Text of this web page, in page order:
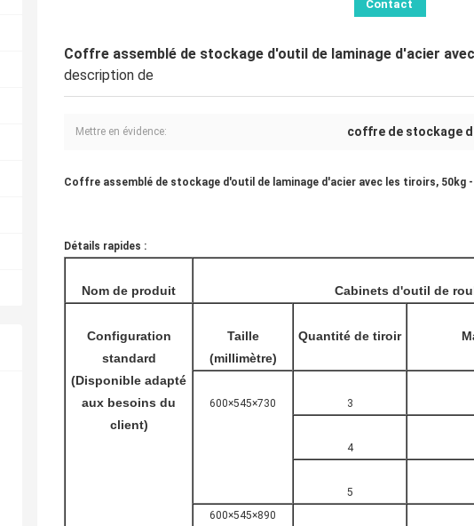
Contact
Coffre assemblé de stockage d'outil de laminage d'acier
description de
Mettre en évidence: coffre de stockage
Coffre assemblé de stockage d'outil de laminage d'acier avec les tiroirs, 50kg
Détails rapides :
Nom de produit Cabinets d'outil de
Configuration
standard
(Disponible adapté
aux besoins du
client)
Taille
(millimètre)
Quantité de tiroir
600×545×730 3
4
5
600×545×890